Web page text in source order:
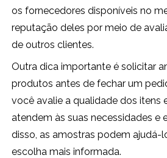
os fornecedores disponíveis no
reputação deles por meio de
de outros clientes.
Outra dica importante é solicitar
produtos antes de fechar um
você avalie a qualidade dos itens
atendem às suas necessidades e
disso, as amostras podem ajudá-
escolha mais informada.